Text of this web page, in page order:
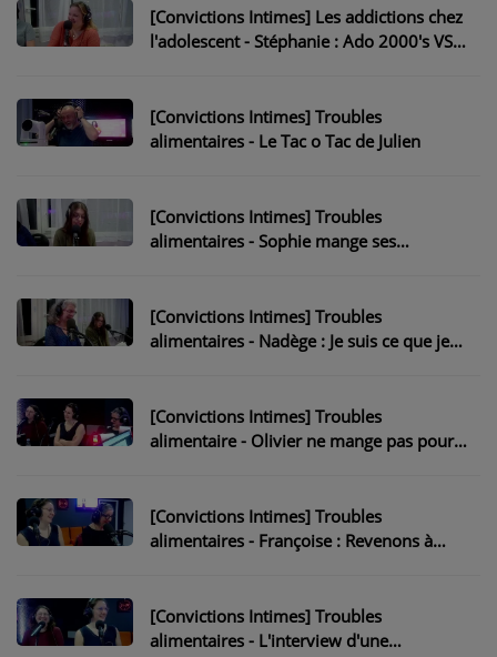
C'ÉTAIT QUOI CE TITRE ?
PODCASTS - SAISON 2026/2027
ARCHIVES - SAISONS PASSÉES
PHOTOS
VOTRE PUBLICITÉ SUR PONTACQ RADIO
ÉDUCATION AUX MÉDIAS ET À
ÉCOUTEZ LES PRODUCTIONS
[Convictions Intimes] Les addictions chez
l'adolescent - Stéphanie : Ado 2000's VS
[Convictions Intimes] Troubles
alimentaires - Le Tac o Tac de Julien
[Convictions Intimes] Troubles
alimentaires - Sophie mange ses
[Convictions Intimes] Troubles
alimentaires - Nadège : Je suis ce que je
[Convictions Intimes] Troubles
alimentaire - Olivier ne mange pas pour
[Convictions Intimes] Troubles
alimentaires - Françoise : Revenons à
[Convictions Intimes] Troubles
alimentaires - L'interview d'une